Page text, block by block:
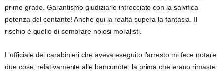
primo grado. Garantismo giudiziario intrecciato con la salvifica
potenza del contante! Anche qui la realtà supera la fantasia. Il
rischio è quello di sembrare noiosi moralisti.
L’ufficiale dei carabinieri che aveva eseguito l’arresto mi fece notare
due cose, relativamente alle banconote: la prima che erano rimaste